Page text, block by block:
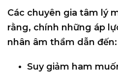
Các chuyên gia tâm lý
rằng, chính những áp
nhân âm thầm dẫn đến:
Suy giảm ham